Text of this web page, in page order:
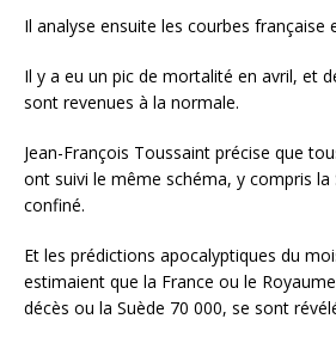
Il analyse ensuite les courbes française
Il y a eu un pic de mortalité en avril, et
sont revenues à la normale.
Jean-François Toussaint précise que
ont suivi le même schéma, y compris la
confiné.
Et les prédictions apocalyptiques du
estimaient que la France ou le
décès ou la Suède 70 000, se sont